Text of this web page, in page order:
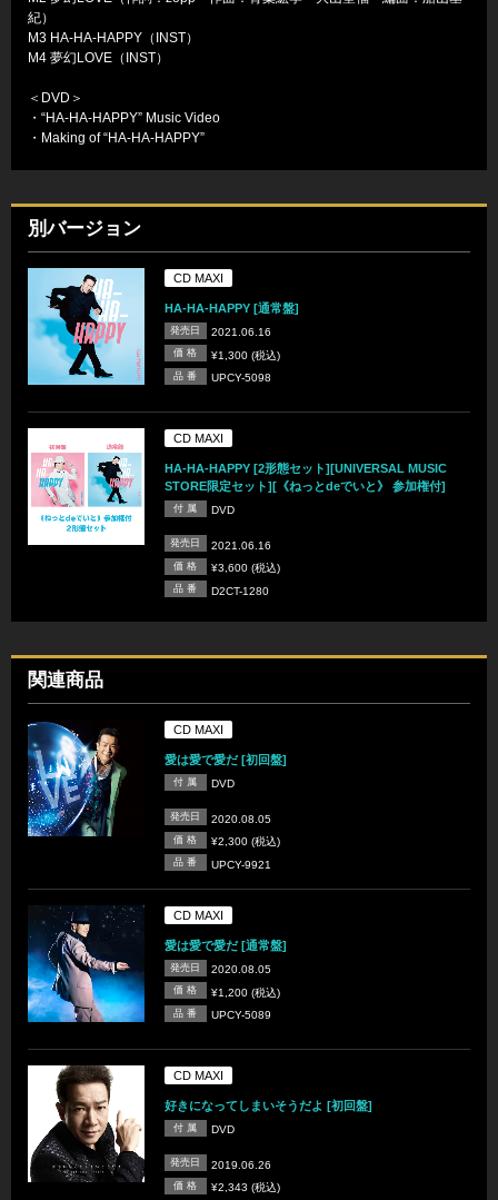
紀）
M3 HA-HA-HAPPY（INST）
M4 夢幻LOVE（INST）
＜DVD＞
・“HA-HA-HAPPY” Music Video
・Making of “HA-HA-HAPPY”
別バージョン
CD MAXI
HA-HA-HAPPY [通常盤]
発売日 2021.06.16
価 格 ¥1,300 (税込)
品 番 UPCY-5098
CD MAXI
HA-HA-HAPPY [2形態セット][UNIVERSAL MUSIC
STORE限定セット][《ねっとdeでいと》 参加権付]
付 属 DVD
発売日 2021.06.16
価 格 ¥3,600 (税込)
品 番 D2CT-1280
関連商品
CD MAXI
愛は愛で愛だ [初回盤]
付 属 DVD
発売日 2020.08.05
価 格 ¥2,300 (税込)
品 番 UPCY-9921
CD MAXI
愛は愛で愛だ [通常盤]
発売日 2020.08.05
価 格 ¥1,200 (税込)
品 番 UPCY-5089
CD MAXI
好きになってしまいそうだよ [初回盤]
付 属 DVD
発売日 2019.06.26
価 格 ¥2,343 (税込)